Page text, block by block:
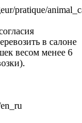
pratique/
в салоне
весом менее 6